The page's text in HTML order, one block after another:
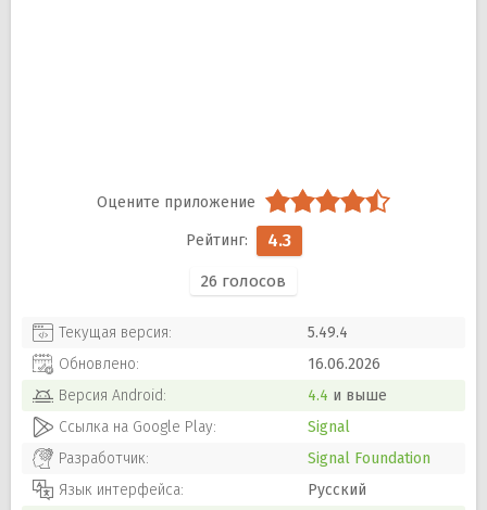
4.3
26 голосов
Текущая версия:
5.49.4
Обновлено:
16.06.2026
Версия Android: 4.4 и выше
Ссылка на Google Play:
Signal
Разработчик:
Signal Foundation
Язык интерфейса:
Русский